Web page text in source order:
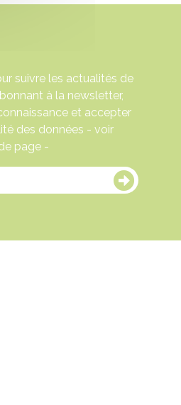
suivre les actualités de
à la newsletter,
et accepter
des données - voir
page -